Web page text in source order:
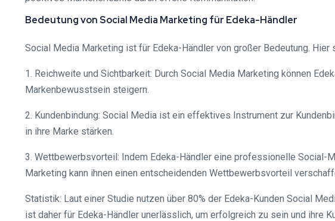
Bedeutung von Social Media Marketing für Edeka-Händler
Social Media Marketing ist für Edeka-Händler von großer Bedeutung.
1. Reichweite und Sichtbarkeit: Durch Social Media Marketing können
Markenbewusstsein steigern.
2. Kundenbindung: Social Media ist ein effektives Instrument zur
in ihre Marke stärken.
3. Wettbewerbsvorteil: Indem Edeka-Händler eine professionelle Social-
Marketing kann ihnen einen entscheidenden Wettbewerbsvorteil
Statistik: Laut einer Studie nutzen über 80% der Edeka-Kunden Social
ist daher für Edeka-Händler unerlässlich, um erfolgreich zu sein und ihre